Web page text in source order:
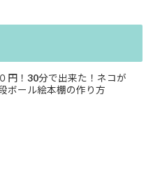
円！30分で出来た！ネコが
ボール絵本棚の作り方